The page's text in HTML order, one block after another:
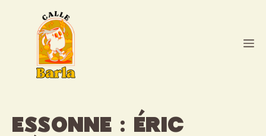
Essonne : Éric